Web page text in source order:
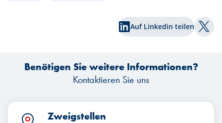
Auf Linkedin teilen Auf
Benötigen Sie weitere Informationen?
Kontaktieren Sie uns
Zweigstellen